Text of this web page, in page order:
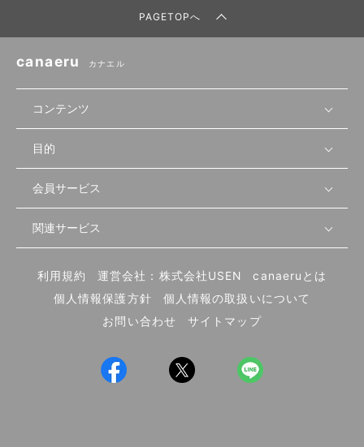
PAGETOPへ
canaeru カナエル
コンテンツ
無料開業相談
セミナー情報
セミナー動画
物件を探す
首都圏
北海道
先輩開業者の声
開業・経営に関する記事
編集ポリシー
業態別の開業方法
UIターン開業特集
目的
店舗運営
物件
内装・設備
食材・仕入れ
会員サービス
会員登録
ログイン
関連サービス
飲食店サクセスガイド（外部サイト）
利用規約 運営会社：株式会社USEN
canaeruとは
個人情報保護方針
個人情報の取扱いについて
お問い合わせ
サイトマップ